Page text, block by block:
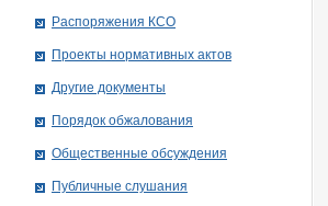
Распоряжения КСО
Проекты нормативных актов
Другие документы
Порядок обжалования
Общественные обсуждения
Публичные слушания